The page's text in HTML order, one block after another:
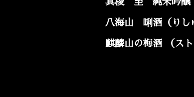
八海山 唎酒（りし
麒麟山の梅酒 （ス